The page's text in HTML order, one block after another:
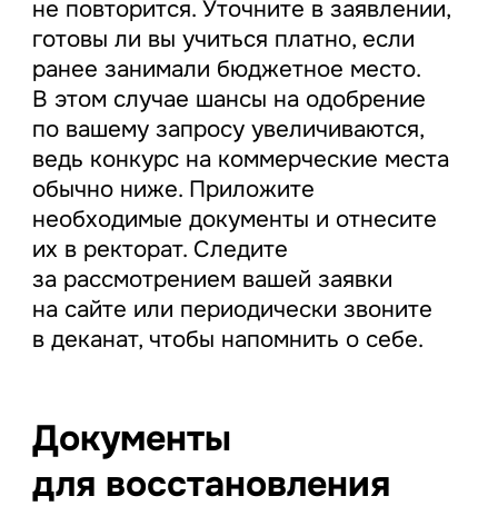
не повторится. Уточните в заявлении,
готовы ли вы учиться платно, если
ранее занимали бюджетное место.
В этом случае шансы на одобрение
по вашему запросу увеличиваются,
ведь конкурс на коммерческие места
обычно ниже. Приложите
необходимые документы и отнесите
их в ректорат. Следите
за рассмотрением вашей заявки
на сайте или периодически звоните
в деканат, чтобы напомнить о себе.
Документы
для восстановления